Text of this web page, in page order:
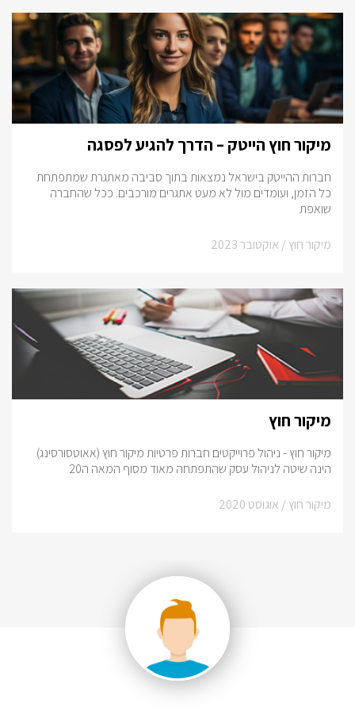
מיקור חוץ הייטק – הדרך להגיע לפסגה
חברות ההייטק בישראל נמצאות בתוך סביבה מאתגרת שמתפתחת
כל הזמן, ועומדים מול לא מעט אתגרים מורכבים. ככל שהחברה
שואפת
מיקור חוץ / אוקטובר 2023
מיקור חוץ
מיקור חוץ - ניהול פרוייקטים חברות פרטיות מיקור חוץ (אאוטסורסינג)
הינה שיטה לניהול עסק שהתפתחה מאוד מסוף המאה ה20
מיקור חוץ / אוגוסט 2020